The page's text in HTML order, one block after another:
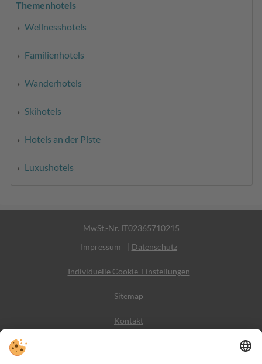
Themenhotels
Wellnesshotels
Familienhotels
Wanderhotels
Skihotels
Hotels an der Piste
Luxushotels
MwSt.-Nr. IT02365710215
Impressum
| Datenschutz
Individuelle Cookie-Einstellungen
Sitemap
Kontakt